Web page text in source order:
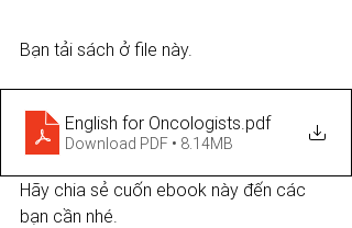
Bạn tải sách ở file này.
English for Oncologists .pdf
Download PDF • 8.14MB
Hãy chia sẻ cuốn ebook này đến các
bạn cần nhé.